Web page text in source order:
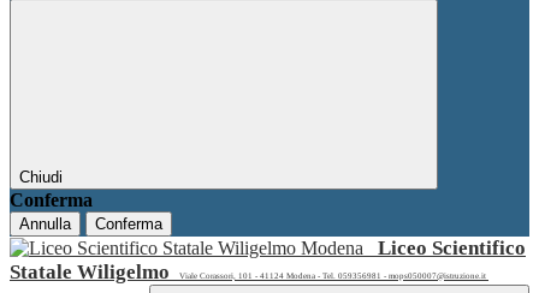
Chiudi
Conferma
Annulla Conferma
Liceo Scientifico
Statale Wiligelmo
Viale Corassori, 101 - 41124 Modena - Tel. 059356981 - mops050007@istruzione.it